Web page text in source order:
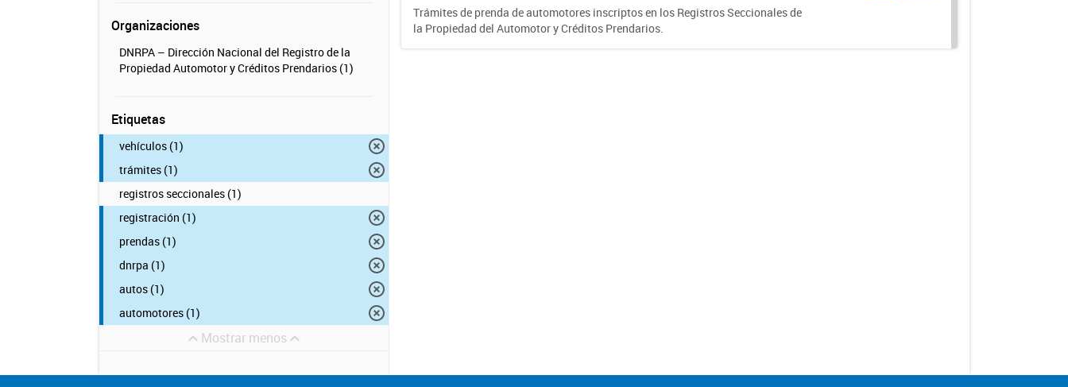
Organizaciones
DNRPA – Dirección Nacional del Registro de la
Propiedad Automotor y Créditos Prendarios (1)
Etiquetas
vehículos (1)
trámites (1)
registros seccionales (1)
registración (1)
prendas (1)
dnrpa (1)
autos (1)
automotores (1)
Mostrar menos
Trámites de prenda de automotores inscriptos en los Registros Seccionales de
la Propiedad del Automotor y Créditos Prendarios.